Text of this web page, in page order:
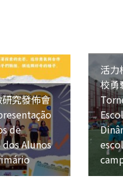
究發佈會
de
Alunos
活力
校勇